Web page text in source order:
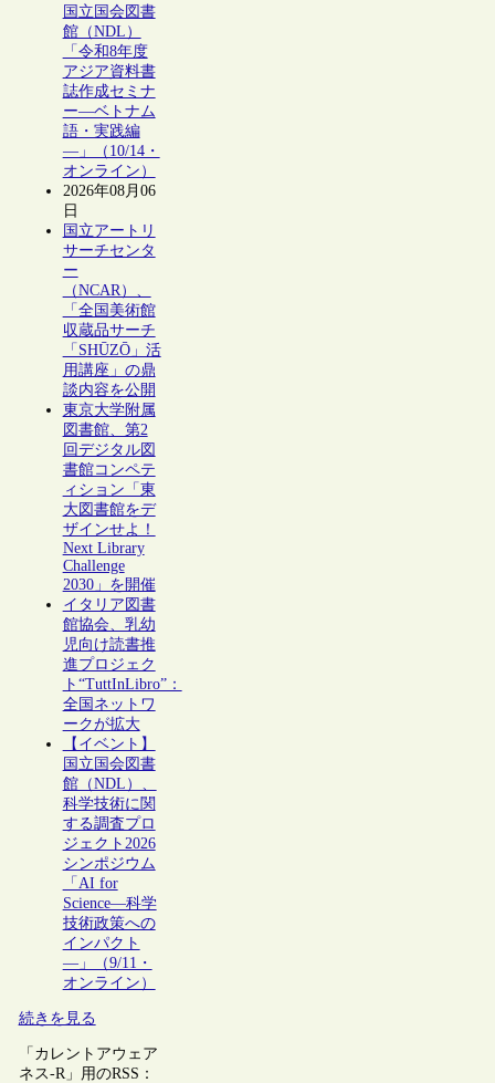
国立国会図書
館（NDL）
「令和8年度
アジア資料書
誌作成セミナ
ー―ベトナム
語・実践編
―」（10/14・
オンライン）
2026年08月06
日
国立アートリ
サーチセンタ
ー
（NCAR）、
「全国美術館
収蔵品サーチ
「SHŪZŌ」活
用講座」の鼎
談内容を公開
東京大学附属
図書館、第2
回デジタル図
書館コンペテ
ィション「東
大図書館をデ
ザインせよ！
Next Library
Challenge
2030」を開催
イタリア図書
館協会、乳幼
児向け読書推
進プロジェク
ト“TuttInLibro”：
全国ネットワ
ークが拡大
【イベント】
国立国会図書
館（NDL）、
科学技術に関
する調査プロ
ジェクト2026
シンポジウム
「AI for
Science―科学
技術政策への
インパクト
―」（9/11・
オンライン）
続きを見る
「カレントアウェア
ネス-R」用のRSS：